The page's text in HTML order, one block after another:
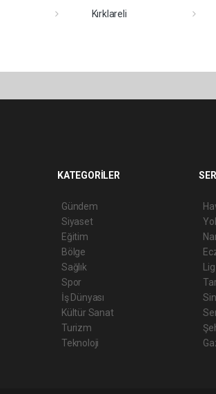
Kırklareli
KATEGORİLER
Gündem
Siyaset
Eğitim
Bölge
Sağlık
Spor
İş Dünyası
Kültür Sanat
Turizm
Teknoloji